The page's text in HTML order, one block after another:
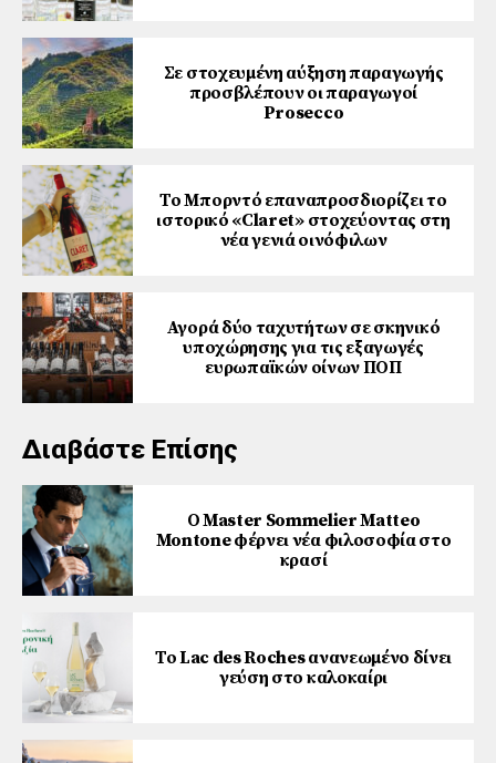
Σε στοχευμένη αύξηση παραγωγής
προσβλέπουν οι παραγωγοί
Prosecco
Το Μπορντό επαναπροσδιορίζει το
ιστορικό «Claret» στοχεύοντας στη
νέα γενιά οινόφιλων
Αγορά δύο ταχυτήτων σε σκηνικό
υποχώρησης για τις εξαγωγές
ευρωπαϊκών οίνων ΠΟΠ
Διαβάστε Επίσης
Ο Master Sommelier Matteo
Montone φέρνει νέα φιλοσοφία στο
κρασί
Το Lac des Roches ανανεωμένο δίνει
γεύση στο καλοκαίρι